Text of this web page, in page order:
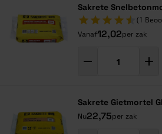
Sakrete
(1
Vanaf12,02per zak
Sakrete Gietmortel
Nu22,75per zak